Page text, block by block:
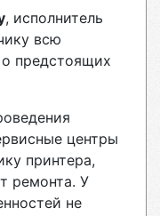
, исполнитель
всю
предстоящих
центры
принтера,
ремонта. У
не